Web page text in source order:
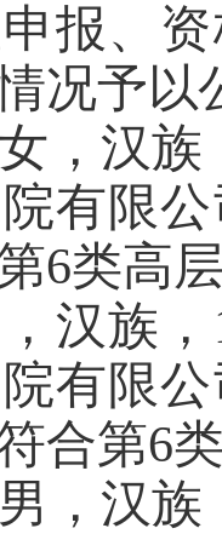
报、
况予以
，汉族
有限
6类高
，汉族，
有限
合第6
男 ，汉族